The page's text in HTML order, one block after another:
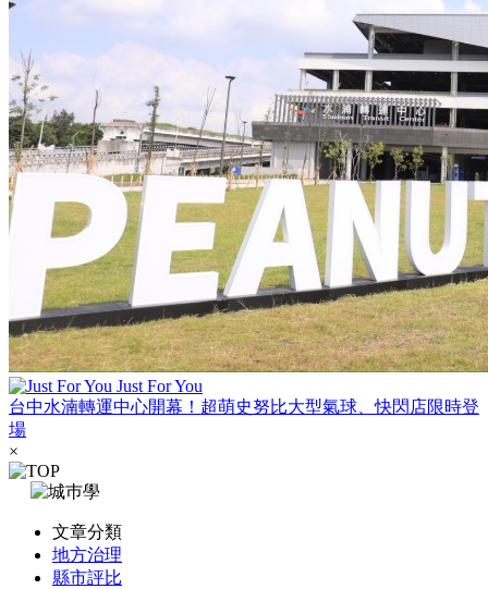
Just For You
台中水湳轉運中心開幕！超萌史努比大型氣球、快閃店限時登
場
×
文章分類
地方治理
縣市評比